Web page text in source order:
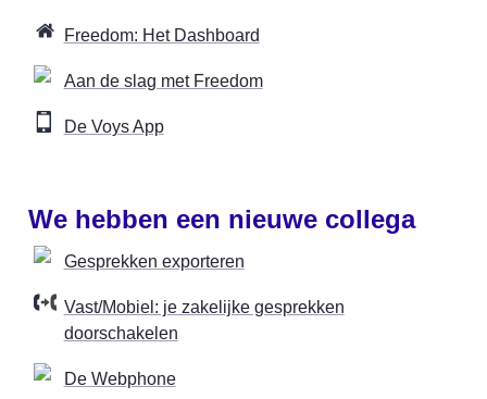
Freedom: Het Dashboard
Aan de slag met Freedom
De Voys App
We hebben een nieuwe collega
Gesprekken exporteren
Vast/Mobiel: je zakelijke gesprekken
doorschakelen
De Webphone